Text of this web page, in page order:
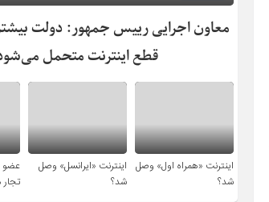
معاون اجرایی رییس جمهور: دولت
قطع اینترنت متحمل
اینترنت «همراه اول» وصل
شد؟
اینترنت «ایرانسل» وصل
شد؟
عضو